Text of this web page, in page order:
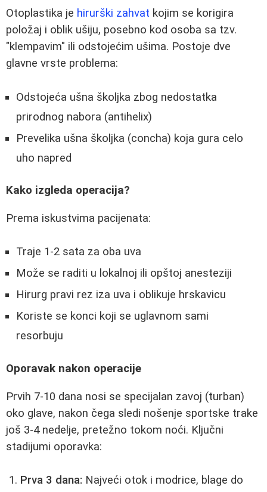
Otoplastika je hirurški zahvat kojim se korigira
položaj i oblik ušiju, posebno kod osoba sa tzv.
"klempavim" ili odstojećim ušima. Postoje dve
glavne vrste problema:
Odstojeća ušna školjka zbog nedostatka
prirodnog nabora (antihelix)
Prevelika ušna školjka (concha) koja gura celo
uho napred
Kako izgleda operacija?
Prema iskustvima pacijenata:
Traje 1-2 sata za oba uva
Može se raditi u lokalnoj ili opštoj anesteziji
Hirurg pravi rez iza uva i oblikuje hrskavicu
Koriste se konci koji se uglavnom sami
resorbuju
Oporavak nakon operacije
Prvih 7-10 dana nosi se specijalan zavoj (turban)
oko glave, nakon čega sledi nošenje sportske trake
još 3-4 nedelje, pretežno tokom noći. Ključni
stadijumi oporavka:
Prva 3 dana: Najveći otok i modrice, blage do